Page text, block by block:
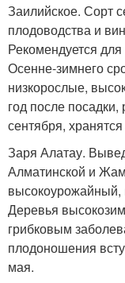
Заилийское. Сорт
плодоводства и
Рекомендуется
Осенне-зимнего
низкорослые,
год после
сентября,
Заря Алатау.
Алматинской и
высокоурожайный,
Деревья
грибковым
плодоношения
мая.